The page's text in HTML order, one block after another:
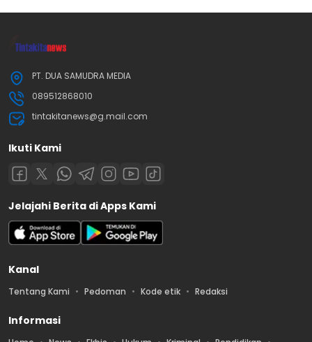
PT. DUA SAMUDRA MEDIA
089512868010
tintakitanews@g.mail.com
Ikuti Kami
Jelajahi Berita di Apps Kami
Kanal
Tentang Kami Pedoman Kode etik Redaksi
Informasi